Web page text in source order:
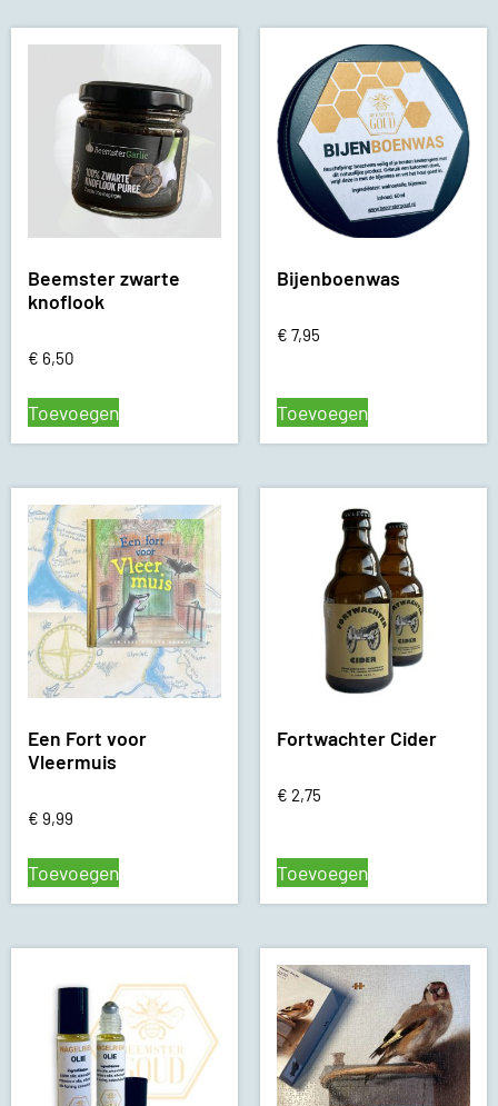
Beemster zwarte
knoflook
€ 6,50
Toevoegen
Bijenboenwas
€ 7,95
Toevoegen
Een Fort voor
Vleermuis
€ 9,99
Toevoegen
Fortwachter Cider
€ 2,75
Toevoegen